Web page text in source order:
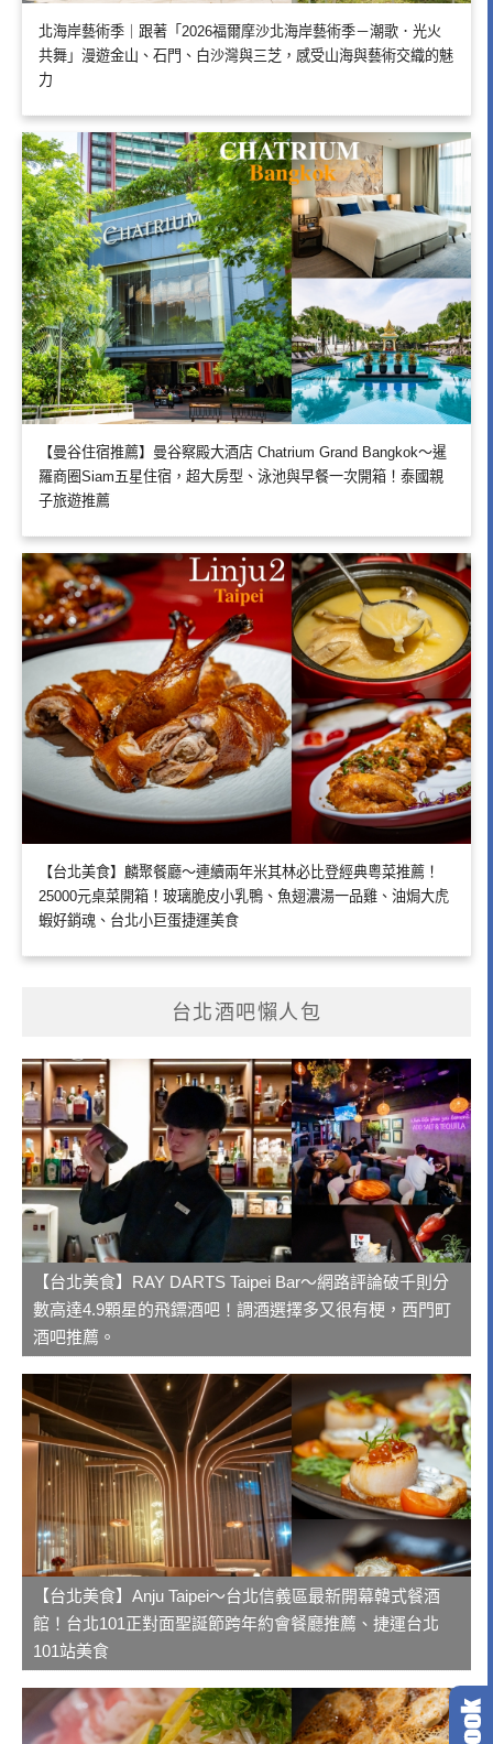
北海岸藝術季｜跟著「2026福爾摩沙北海岸藝術季－潮歌．光火
共舞」漫遊金山、石門、白沙灣與三芝，感受山海與藝術交織的魅
力
【曼谷住宿推薦】曼谷察殿大酒店 Chatrium Grand Bangkok～暹
羅商圈Siam五星住宿，超大房型、泳池與早餐一次開箱！泰國親
子旅遊推薦
【台北美食】麟聚餐廳～連續兩年米其林必比登經典粵菜推薦！
25000元桌菜開箱！玻璃脆皮小乳鴨、魚翅濃湯一品雞、油焗大虎
蝦好銷魂、台北小巨蛋捷運美食
台北酒吧懶人包
【台北美食】RAY DARTS Taipei Bar～網路評論破千則分
數高達4.9顆星的飛鏢酒吧！調酒選擇多又很有梗，西門町
酒吧推薦。
【台北美食】Anju Taipei～台北信義區最新開幕韓式餐酒
館！台北101正對面聖誕節跨年約會餐廳推薦、捷運台北
101站美食